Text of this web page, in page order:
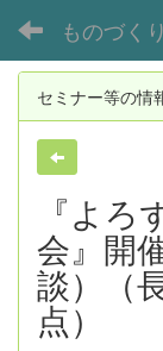
ものづく
セミナー等の情
『よ
会』開
談）（
点）